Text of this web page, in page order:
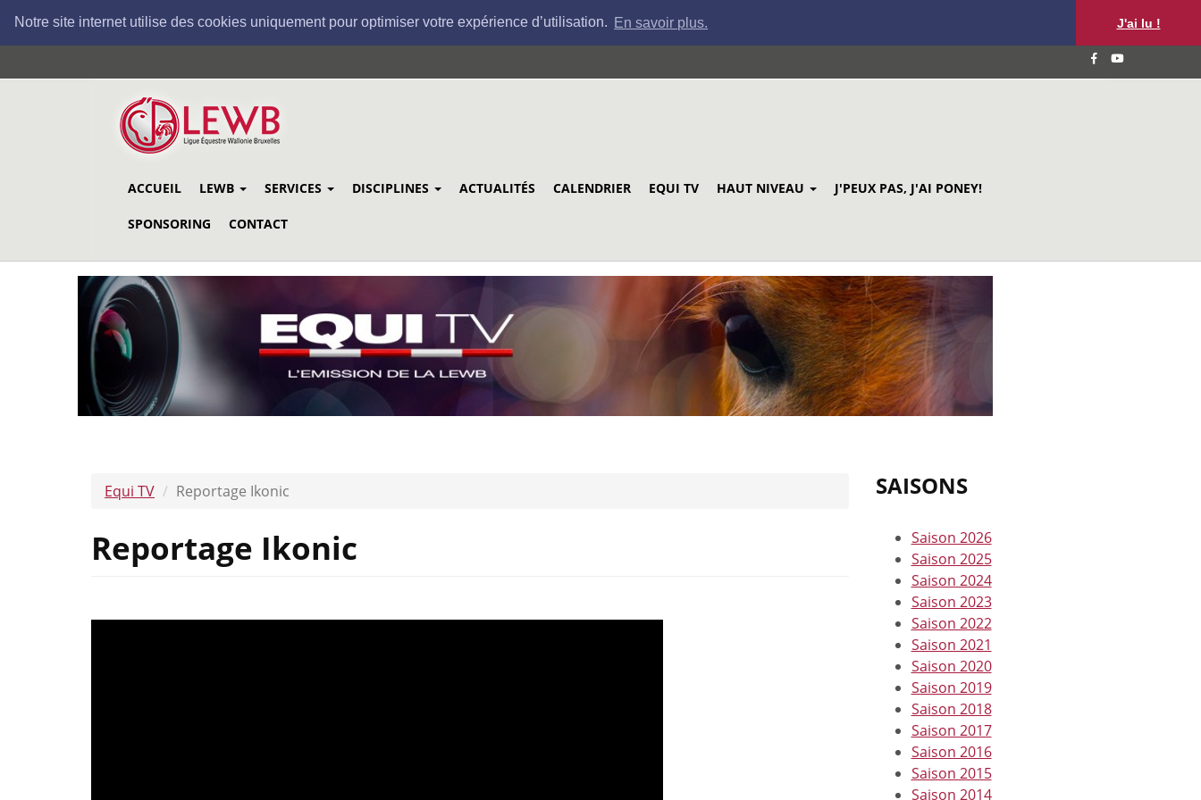
Notre site internet utilise des cookies uniquement pour optimiser votre expérience d’utilisation. En savoir plus. J'ai lu !
au
ACCUEIL LEWB SERVICES DISCIPLINES ACTUALITÉS CALENDRIER EQUI TV HAUT NIVEAU J'PEUX PAS, J'AI PONEY!
SPONSORING CONTACT
Equi TV Reportage Ikonic
Reportage Ikonic
SAISONS
Saison 2026
Saison 2025
Saison 2024
Saison 2023
Saison 2022
Saison 2021
Saison 2020
Saison 2019
Saison 2018
Saison 2017
Saison 2016
Saison 2015
Saison 2014